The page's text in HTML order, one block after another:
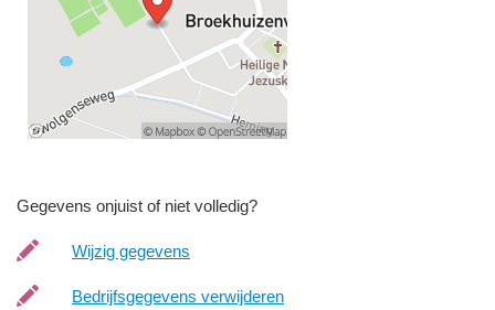
Gegevens onjuist of niet volledig?
Wijzig gegevens
Bedrijfsgegevens verwijderen